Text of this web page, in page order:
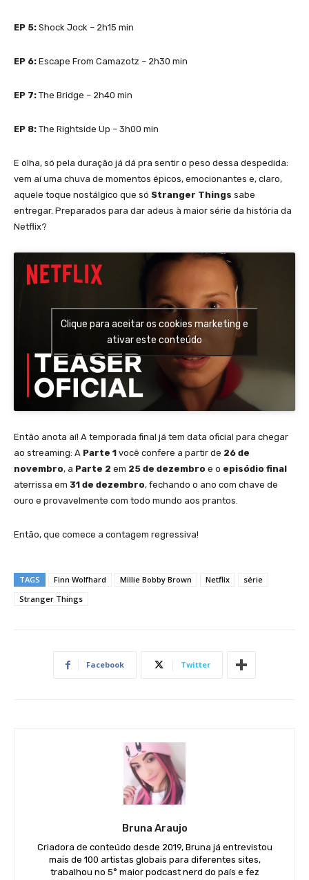
EP 5: Shock Jock – 2h15 min
EP 6: Escape From Camazotz – 2h30 min
EP 7: The Bridge – 2h40 min
EP 8: The Rightside Up – 3h00 min
E olha, só pela duração já dá pra sentir o peso dessa despedida:
vem aí uma chuva de momentos épicos, emocionantes e, claro,
aquele toque nostálgico que só Stranger Things sabe
entregar. Preparados para dar adeus à maior série da história da
Netflix?
Clique para aceitar os cookies marketing e
ativar este conteúdo
Então anota aí! A temporada final já tem data oficial para chegar
ao streaming: A Parte 1 você confere a partir de 26 de
novembro, a Parte 2 em 25 de dezembro e o episódio final
aterrissa em 31 de dezembro, fechando o ano com chave de
ouro e provavelmente com todo mundo aos prantos.
Então, que comece a contagem regressiva!
TAGS Finn Wolfhard Millie Bobby Brown Netflix
série
Stranger Things
Facebook Twitter
Bruna Araujo
Criadora de conteúdo desde 2019, Bruna já entrevistou
mais de 100 artistas globais para diferentes sites,
trabalhou no 5° maior podcast nerd do país e fez